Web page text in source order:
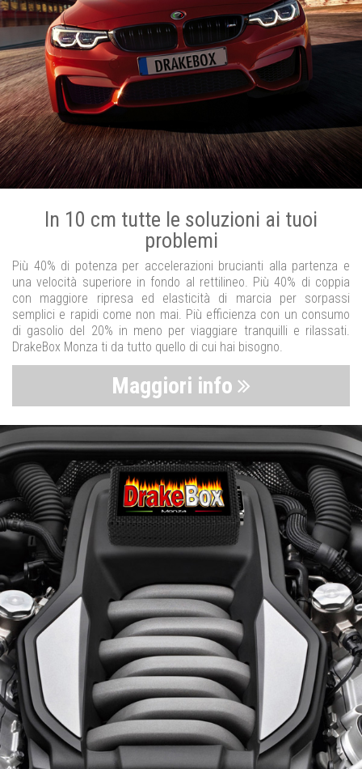
In 10 cm tutte le soluzioni ai tuoi
problemi
Più 40% di potenza per accelerazioni brucianti alla partenza e
una velocità superiore in fondo al rettilineo. Più 40% di coppia
con maggiore ripresa ed elasticità di marcia per sorpassi
semplici e rapidi come non mai. Più efficienza con un consumo
di gasolio del 20% in meno per viaggiare tranquilli e rilassati.
DrakeBox Monza ti da tutto quello di cui hai bisogno.
Maggiori info